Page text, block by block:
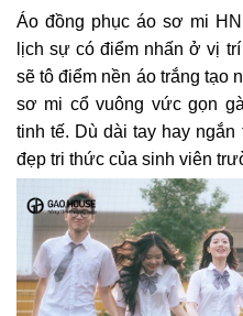
Áo đồng phục áo sơ mi
lịch sự có điểm nhấn ở vị
sẽ tô điểm nền áo trắng tạo
sơ mi cổ vuông vức gọn
tinh tế. Dù dài tay hay
đẹp tri thức của sinh viên